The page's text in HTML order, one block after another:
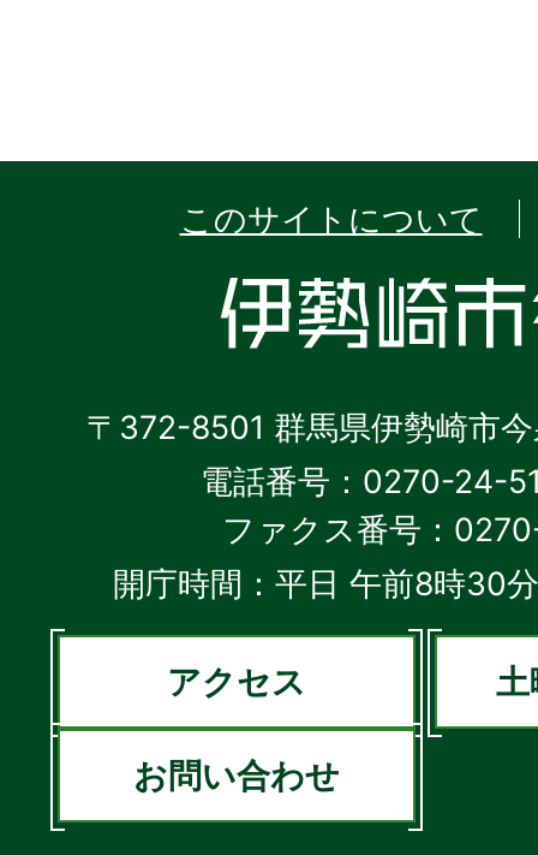
このサイトについて
〒372-8501 群馬県伊勢崎市
電話番号：0270-24-
ファクス番号：
開庁時間：平日 午前8時30
アクセス 土
お問い合わせ